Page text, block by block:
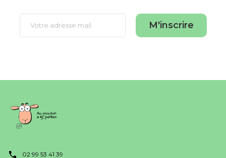
M'inscrire
02 99 53 41 39